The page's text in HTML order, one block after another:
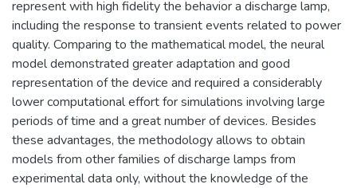
represent with high fidelity the behavior a discharge lamp,
including the response to transient events related to power
quality. Comparing to the mathematical model, the neural
model demonstrated greater adaptation and good
representation of the device and required a considerably
lower computational effort for simulations involving large
periods of time and a great number of devices. Besides
these advantages, the methodology allows to obtain
models from other families of discharge lamps from
experimental data only, without the knowledge of the